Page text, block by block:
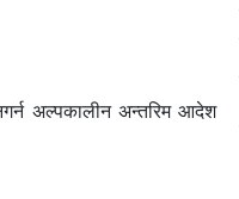
अल्पकालीन अन्तरिम आदेश